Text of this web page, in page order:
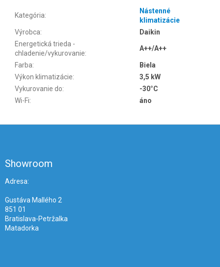
Kategória:
Nástenné
klimatizácie
Výrobca:
Daikin
Energetická trieda -
chladenie/vykurovanie:
A++/A++
Farba:
Biela
Výkon klimatizácie:
3,5 kW
Vykurovanie do:
-30°C
Wi-Fi: áno
Showroom
Adresa:
Gustáva Mallého 2
851 01
Bratislava-Petržalka
Matadorka